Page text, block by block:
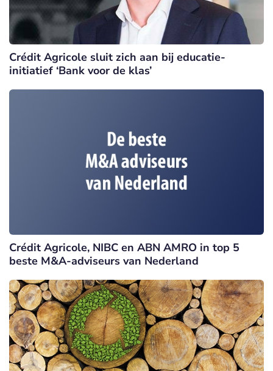
Crédit Agricole sluit zich aan bij educatie-
initiatief ‘Bank voor de klas’
Crédit Agricole, NIBC en ABN AMRO in top 5
beste M&A-adviseurs van Nederland